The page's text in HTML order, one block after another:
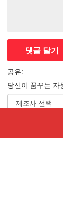
공유:
당신이 꿈꾸는 자